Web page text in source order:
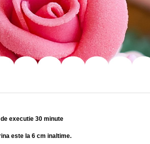
executie 30 minute
este la 6 cm inaltime.